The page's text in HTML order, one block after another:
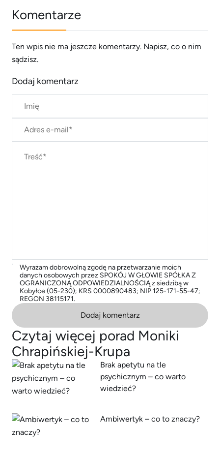
Komentarze
Ten wpis nie ma jeszcze komentarzy. Napisz, co o nim
sądzisz.
Dodaj komentarz
Wyrażam dobrowolną zgodę na przetwarzanie moich
danych osobowych przez SPOKÓJ W GŁOWIE SPÓŁKA Z
OGRANICZONĄ ODPOWIEDZIALNOŚCIĄ z siedzibą w
Kobyłce (05-230); KRS 0000890483; NIP 125-171-55-47;
REGON 38115171.
Dodaj komentarz
Czytaj więcej porad Moniki
Chrapińskiej-Krupa
Brak apetytu na tle
psychicznym – co warto
wiedzieć?
Ambiwertyk – co to znaczy?